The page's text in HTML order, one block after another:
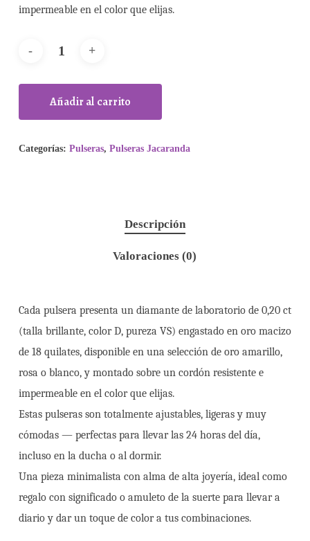
impermeable en el color que elijas.
Añadir al carrito
Categorías: Pulseras, Pulseras Jacaranda
Descripción
Valoraciones (0)
Cada pulsera presenta un diamante de laboratorio de 0,20 ct
(talla brillante, color D, pureza VS) engastado en oro macizo
de 18 quilates, disponible en una selección de oro amarillo,
rosa o blanco, y montado sobre un cordón resistente e
impermeable en el color que elijas.
Estas pulseras son totalmente ajustables, ligeras y muy
cómodas — perfectas para llevar las 24 horas del día,
incluso en la ducha o al dormir.
Una pieza minimalista con alma de alta joyería, ideal como
regalo con significado o amuleto de la suerte para llevar a
diario y dar un toque de color a tus combinaciones.